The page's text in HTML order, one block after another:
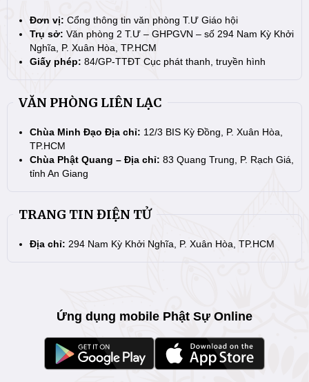
Đơn vị: Cổng thông tin văn phòng T.Ư Giáo hội
Trụ sở: Văn phòng 2 T.Ư – GHPGVN – số 294 Nam Kỳ Khởi
Nghĩa, P. Xuân Hòa, TP.HCM
Giấy phép: 84/GP-TTĐT Cục phát thanh, truyền hình
VĂN PHÒNG LIÊN LẠC
Chùa Minh Đạo Địa chỉ: 12/3 BIS Kỳ Đồng, P. Xuân Hòa,
TP.HCM
Chùa Phật Quang – Địa chỉ: 83 Quang Trung, P. Rạch Giá,
tỉnh An Giang
TRANG TIN ĐIỆN TỬ
Địa chỉ: 294 Nam Kỳ Khởi Nghĩa, P. Xuân Hòa, TP.HCM
Ứng dụng mobile Phật Sự Online